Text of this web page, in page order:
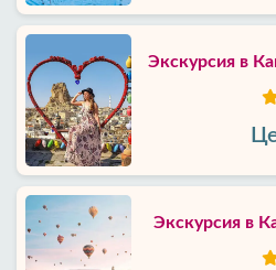
Экскурсия в
Экскурсия в